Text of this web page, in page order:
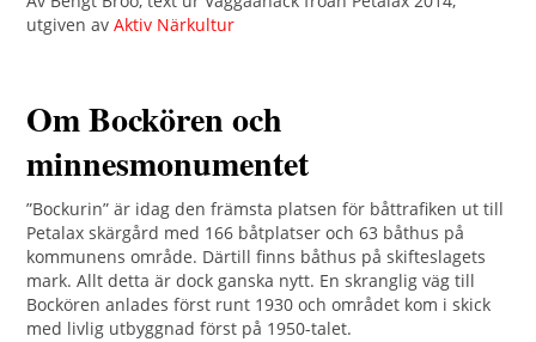
utgiven avAktiv Närkultur
Om Bockören och
minnesmonumentet
”Bockurin” är idag den främsta platsen för båttrafiken ut till
Petalax skärgård med 166 båtplatser och 63 båthus på
kommunens område. Därtill finns båthus på skifteslagets
mark. Allt detta är dock ganska nytt. En skranglig väg till
Bockören anlades först runt 1930 och området kom i skick
med livlig utbyggnad först på 1950-talet.